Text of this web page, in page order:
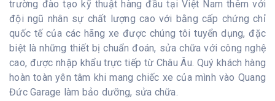
trường đào tạo kỹ thuật hàng đầu tại Việt Nam thêm với
đội ngũ nhân sự chất lượng cao với bằng cấp chứng chỉ
quốc tế của các hãng xe được chúng tôi tuyển dụng, đặc
biệt là những thiết bị chuẩn đoán, sửa chữa với công nghệ
cao, được nhập khẩu trực tiếp từ Châu Âu. Quý khách hàng
hoàn toàn yên tâm khi mang chiếc xe của mình vào Quang
Đức Garage làm bảo dưỡng, sửa chữa.